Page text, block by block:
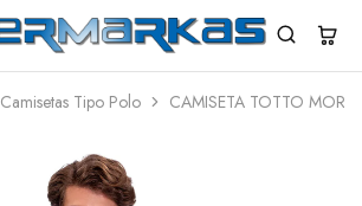
Camisetas Tipo Polo CAMISETA TOTTO